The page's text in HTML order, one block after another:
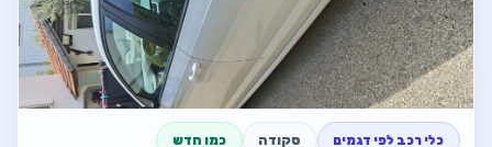
פתח מודעה
חזור למודעה
כלי רכב לפי דגמים סקודה כמו חדש